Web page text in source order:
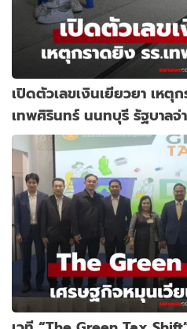
เปิดตัวเลขเงินเยียวยา เหตุก
เทพศิรินทร์ นนทบุรี รัฐบาลจ่า